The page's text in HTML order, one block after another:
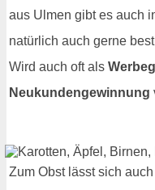
aus Ulmen gibt es auch
natürlich auch gerne
Wird auch oft als
Neukundengewinnung
Zum Obst lässt sich